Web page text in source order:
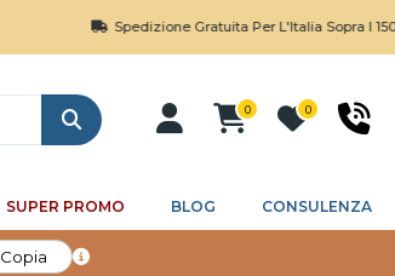
Spedizione Gratuita Per L'Italia Sopra I 150€
Cerca
0 0
SUPER PROMO BLOG CONSULENZA
Copia